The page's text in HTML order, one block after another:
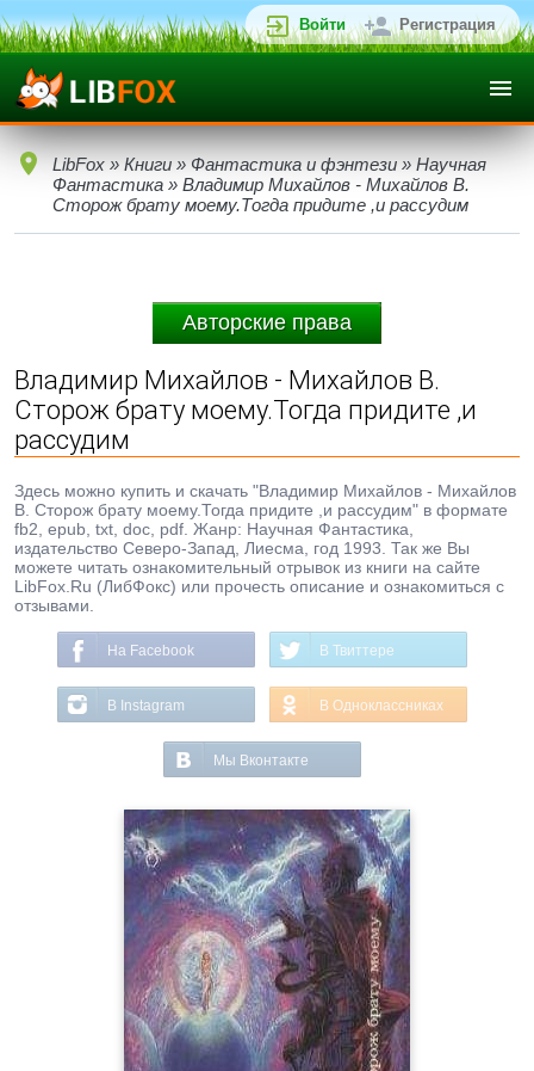
Войти Регистрация
LibFox » Книги » Фантастика и фэнтези » Научная
Фантастика » Владимир Михайлов - Михайлов В.
Сторож брату моему.Тогда придите ,и рассудим
Авторские права
Владимир Михайлов - Михайлов В.
Сторож брату моему.Тогда придите ,и
рассудим
Здесь можно купить и скачать "Владимир Михайлов - Михайлов
В. Сторож брату моему.Тогда придите ,и рассудим" в формате
fb2, epub, txt, doc, pdf. Жанр: Научная Фантастика,
издательство Северо-Запад, Лиесма, год 1993. Так же Вы
можете читать ознакомительный отрывок из книги на сайте
LibFox.Ru (ЛибФокс) или прочесть описание и ознакомиться с
отзывами.
На Facebook В Твиттере
В Instagram В Одноклассниках
Мы Вконтакте